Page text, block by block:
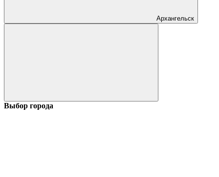
Архангельск
Выбор города